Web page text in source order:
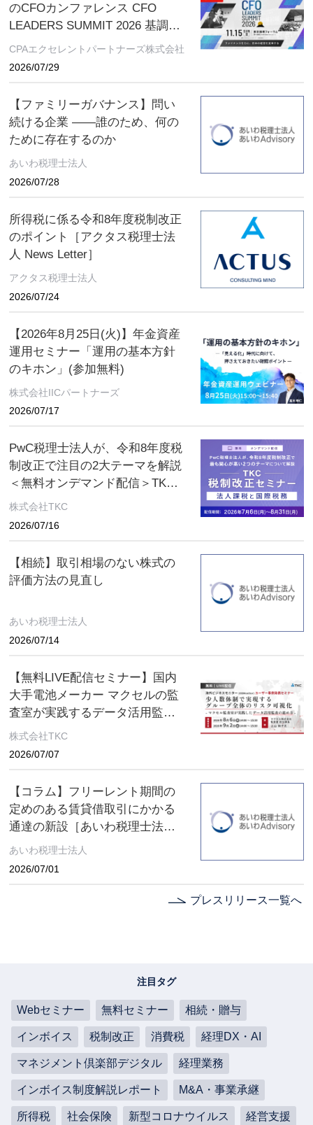
のCFOカンファレンス CFO
LEADERS SUMMIT 2026 基調講
演にソフトバンクグループCFO
の後藤芳光氏の登壇が決定
CPAエクセレントパートナーズ株式会社
2026/07/29
【ファミリーガバナンス】問い
続ける企業 ――誰のため、何の
ために存在するのか
あいわ税理士法人
2026/07/28
所得税に係る令和8年度税制改正
のポイント［アクタス税理士法
人 News Letter］
アクタス税理士法人
2026/07/24
【2026年8月25日(火)】年金資産
運用セミナー「運用の基本方針
のキホン」(参加無料)
株式会社IICパートナーズ
2026/07/17
PwC税理士法人が、令和8年度税
制改正で注目の2大テーマを解説
＜無料オンデマンド配信＞TKC
税制改正セミナー 2026年8月31
株式会社TKC
2026/07/16
【相続】取引相場のない株式の
評価方法の見直し
あいわ税理士法人
2026/07/14
【無料LIVE配信セミナー】国内
大手電池メーカー マクセルの監
査室が実践するデータ活用監査
とは ～８月６日(木)、９月２日
株式会社TKC
2026/07/07
【コラム】フリーレント期間の
定めのある賃貸借取引にかかる
通達の新設［あいわ税理士法人
コラム］
あいわ税理士法人
2026/07/01
プレスリリース一覧へ
注目タグ
Webセミナー 無料セミナー 相続・贈与
インボイス 税制改正 消費税 経理DX・AI
マネジメント倶楽部デジタル 経理業務
インボイス制度解説レポート M&A・事業承継
所得税 社会保険 新型コロナウイルス 経営支援